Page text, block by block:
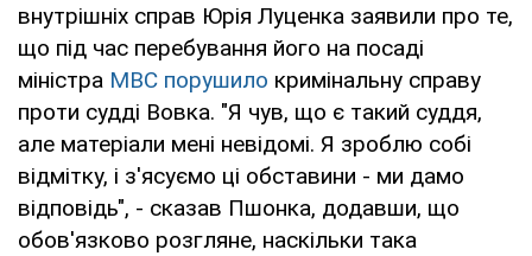
внутрішніх справ Юрія Луценка заявили про те,
що під час перебування його на посаді
міністра МВС порушило кримінальну справу
проти судді Вовка. "Я чув, що є такий суддя,
але матеріали мені невідомі. Я зроблю собі
відмітку, і з'ясуємо ці обставини - ми дамо
відповідь", - сказав Пшонка, додавши, що
обов'язково розгляне, наскільки така